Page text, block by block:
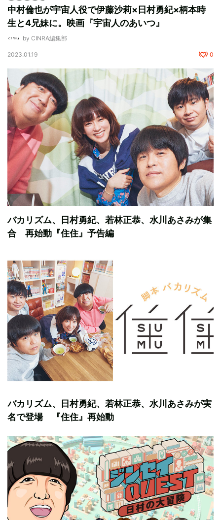
中村倫也が宇宙人役で伊藤沙莉×日村勇紀×柄本時
生と4兄妹に。映画『宇宙人のあいつ』
by CINRA編集部
2023.01.19 0
バカリズム、日村勇紀、若林正恭、水川あさみが集
合 再始動『住住』予告編
バカリズム、日村勇紀、若林正恭、水川あさみが実
名で登場 『住住』再始動